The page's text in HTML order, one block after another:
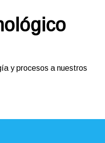
y procesos a nuestros